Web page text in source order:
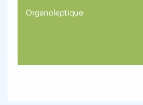
Organoleptique